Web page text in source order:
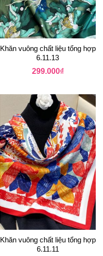
Khăn vuông chất liệu tổng hợp
6.11.13
299.000₫
Khăn vuông chất liệu tổng hợp
6.11.11